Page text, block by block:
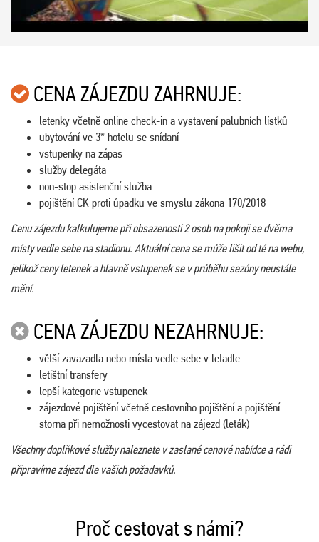
CENA ZÁJEZDU ZAHRNUJE:
letenky včetně online check-in a vystavení palubních lístků
ubytování ve 3* hotelu se snídaní
vstupenky na zápas
služby delegáta
non-stop asistenční služba
pojištění CK proti úpadku ve smyslu zákona 170/2018
Cenu zájezdu kalkulujeme při obsazenosti 2 osob na pokoji se dvěma
místy vedle sebe na stadionu. Aktuální cena se může lišit od té na webu,
jelikož ceny letenek a hlavně vstupenek se v průběhu sezóny neustále
mění.
CENA ZÁJEZDU NEZAHRNUJE:
větší zavazadla nebo místa vedle sebe v letadle
letištní transfery
lepší kategorie vstupenek
zájezdové pojištění včetně cestovního pojištění a pojištění
storna při nemožnosti vycestovat na zájezd (leták)
Všechny doplňkové služby naleznete v zaslané cenové nabídce a rádi
připravíme zájezd dle vašich požadavků.
Proč cestovat s námi?